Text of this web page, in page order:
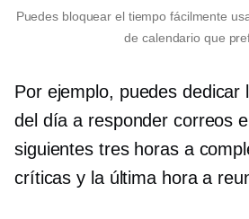
Puedes bloquear el tiempo fácilmente
de calendario que
Por ejemplo, puedes dedicar
del día a responder correos
siguientes tres horas a
críticas y la última hora a